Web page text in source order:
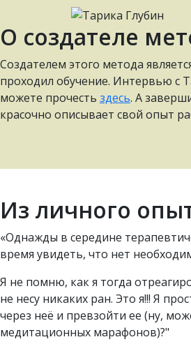
О создателе
Создателем этого метода
проходил обучение. Интервью с
можете прочесть здесь. А
красочно описывает свой опыт
Из личного
«Однажды в середине
время увидеть, что нет
Я не помню, как я тогда
не несу никаких ран. Это я!!! Я
через неё и превзойти ее (ну,
медитационных марафонов)?"